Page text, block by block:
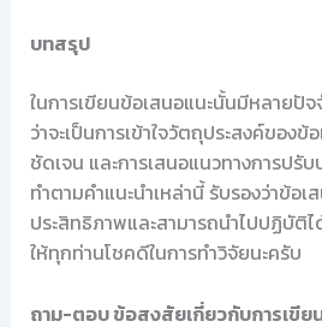
บทสรุป
ในการเขียนข้อเสนอแนะนั้นมีหลายปั
ว่าจะเป็นการเข้าใจวัตถุประสงค์ของข้
ชัดเจน และการเสนอแนวทางการปรั
ทำตามคำแนะนำเหล่านี้ รับรองว่าข้อเ
ประสิทธิภาพและสามารถนำไปปฏิบัติ
ให้ทุกท่านโชคดีในการทำวิจัยนะครับ
ถาม-ตอบ ข้อสงสัยเกี่ยวกับการเขีย